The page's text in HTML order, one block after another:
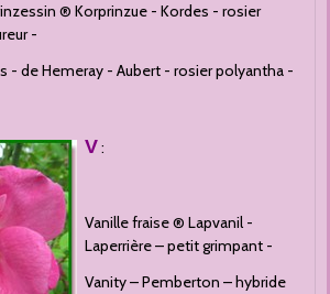
® Korprinzue - Kordes - rosier
-
- de Hemeray - Aubert - rosier polyantha -
V:
Vanille fraise ® Lapvanil -
Laperrière – petit grimpant -
Vanity – Pemberton – hybride